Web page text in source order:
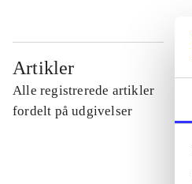
Artikler
Alle registrerede artikler
fordelt på udgivelser